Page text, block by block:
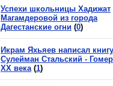
Успехи школьницы Хадижат
Магамдеровой из города
Дагестанские огни (0)
Икрам Яхьяев написал
Сулейман Стальский - Гомер
XX века (1)